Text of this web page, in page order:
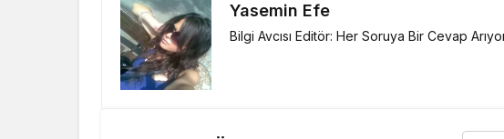
Yasemin Efe
Bilgi Avcısı Editör: Her Soruya Bir Cevap